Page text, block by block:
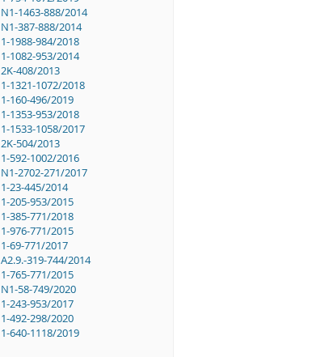
N1-1463-888/2014
N1-387-888/2014
1-1988-984/2018
1-1082-953/2014
2K-408/2013
1-1321-1072/2018
1-160-496/2019
1-1353-953/2018
1-1533-1058/2017
2K-504/2013
1-592-1002/2016
N1-2702-271/2017
1-23-445/2014
1-205-953/2015
1-385-771/2018
1-976-771/2015
1-69-771/2017
A2.9.-319-744/2014
1-765-771/2015
N1-58-749/2020
1-243-953/2017
1-492-298/2020
1-640-1118/2019